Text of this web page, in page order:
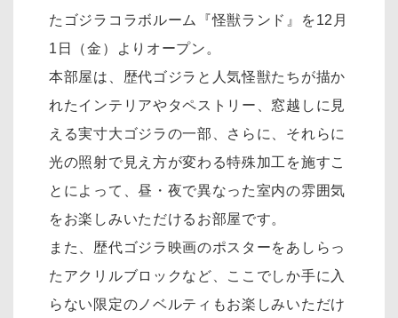
たゴジラコラボルーム『怪獣ランド』を12月
1日（金）よりオープン。
本部屋は、歴代ゴジラと人気怪獣たちが描か
れたインテリアやタペストリー、窓越しに見
える実寸大ゴジラの一部、さらに、それらに
光の照射で見え方が変わる特殊加工を施すこ
とによって、昼・夜で異なった室内の雰囲気
をお楽しみいただけるお部屋です。
また、歴代ゴジラ映画のポスターをあしらっ
たアクリルブロックなど、ここでしか手に入
らない限定のノベルティもお楽しみいただけ